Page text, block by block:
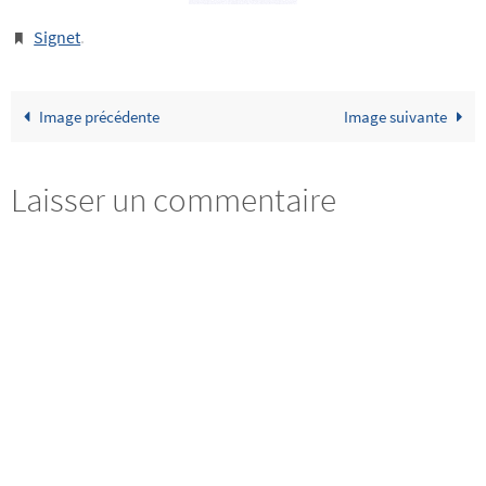
Signet.
Image précédente Image suivante
Laisser un commentaire